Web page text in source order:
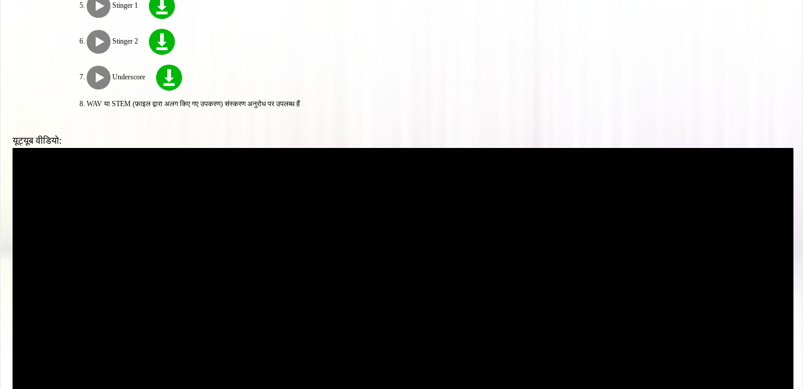
Stinger 1
Stinger 2
Underscore
WAV या STEM (फ़ाइल द्वारा अलग किए गए उपकरण) संस्करण अनुरोध पर उपलब्ध हैं
यूट्यूब वीडियो: